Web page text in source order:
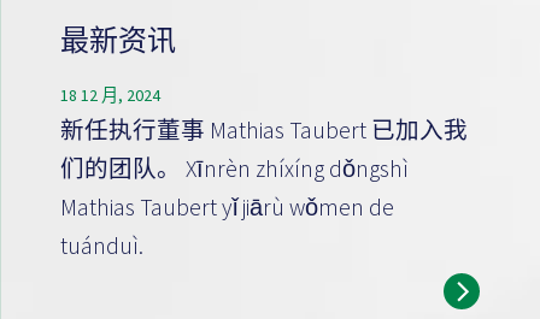
最新资讯
18 12 月, 2024
新任执行董事 Mathias Taubert 已加入我
们的团队。 Xīnrèn zhíxíng dǒngshì
Mathias Taubert yǐ jiārù wǒmen de
tuánduì.